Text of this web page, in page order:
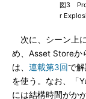
図3
r
次に、シーン上
め、Asset Storeか
は、 連載第3回で
を使う。なお、「
には結構時間がか